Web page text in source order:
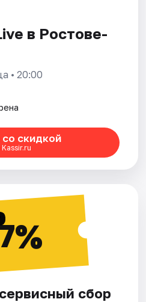
в Ростове-
• 20:00
скидкой
Kassir.ru
сбор